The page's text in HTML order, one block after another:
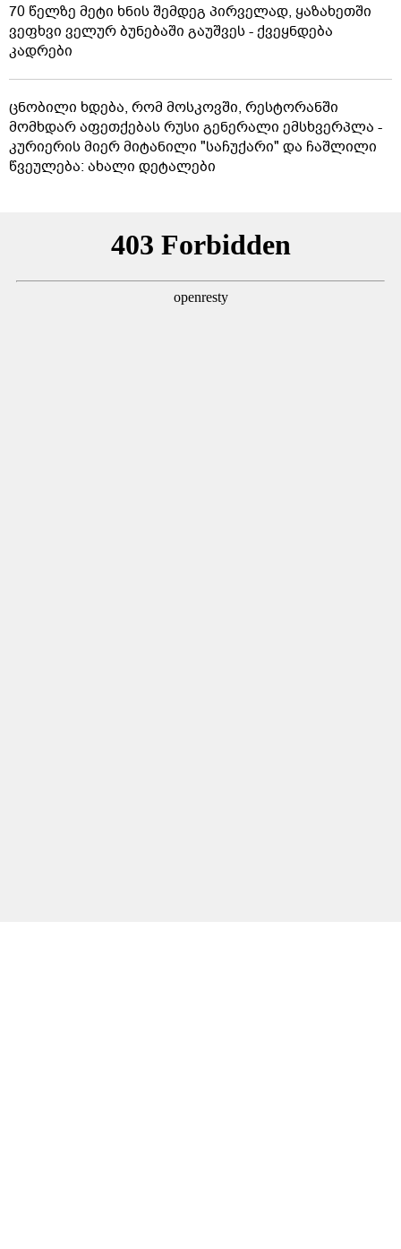
70 წელზე მეტი ხნის შემდეგ პირველად, ყაზახეთში
ვეფხვი ველურ ბუნებაში გაუშვეს - ქვეყნდება
კადრები
ცნობილი ხდება, რომ მოსკოვში, რესტორანში
მომხდარ აფეთქებას რუსი გენერალი ემსხვერპლა -
კურიერის მიერ მიტანილი "საჩუქარი" და ჩაშლილი
წვეულება: ახალი დეტალები